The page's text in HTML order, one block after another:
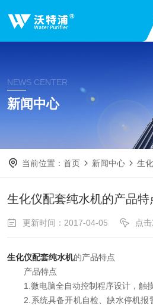
产品中
新闻中心
技术文
成功案
NEWS CENTER
新闻中心
当前位置：首页 新闻中心 生
生化仪配套纯水机的产品特
更新时间：2017-04-05 点
生化仪配套纯水机的产品特点
产品特点
1.微电脑全自动控制程序设计，触摸
2.系统具备开机自检、缺水停机报